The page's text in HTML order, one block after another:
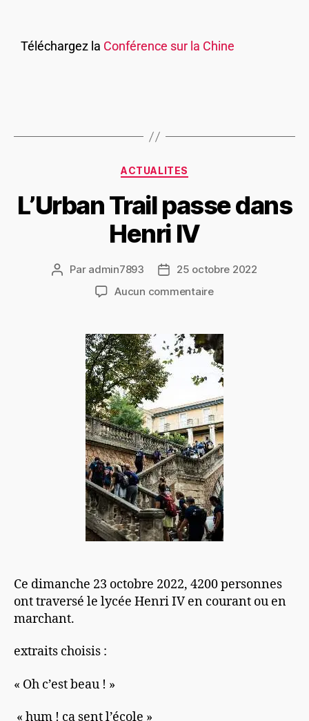
Téléchargez la Conférence sur la Chine
ACTUALITES
L’Urban Trail passe dans
Henri IV
Par admin7893
25 octobre 2022
Aucun commentaire
Ce dimanche 23 octobre 2022, 4200 personnes
ont traversé le lycée Henri IV en courant ou en
marchant.
extraits choisis :
« Oh c’est beau ! »
« hum ! ça sent l’école »